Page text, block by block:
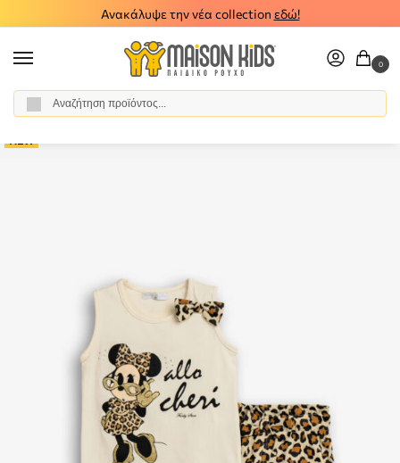
Ανακάλυψε την νέα collection εδώ!
0
Αρχική σελίδα / Κορίτσι / Ρούχα